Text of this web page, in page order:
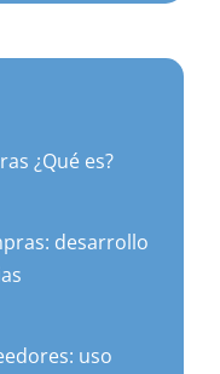
¿Qué es?
desarrollo
uso